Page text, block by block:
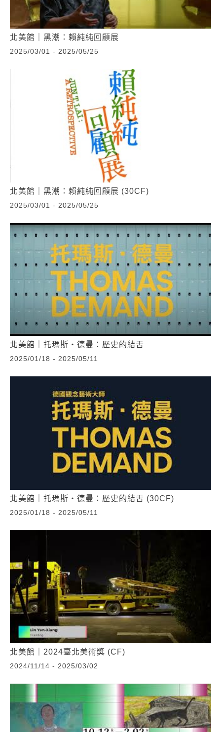
北美館｜黑潮：賴純純回顧展
2025/03/01 - 2025/05/25
北美館｜黑潮：賴純純回顧展 (30CF)
2025/03/01 - 2025/05/25
北美館｜托瑪斯‧德曼：歷史的結舌
2025/01/18 - 2025/05/11
北美館｜托瑪斯‧德曼：歷史的結舌 (30CF)
2025/01/18 - 2025/05/11
北美館｜2024臺北美術獎 (CF)
2024/11/14 - 2025/03/02